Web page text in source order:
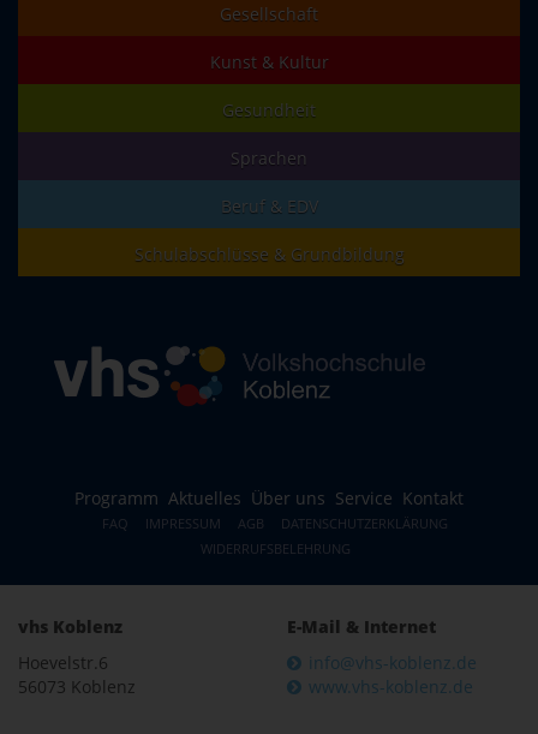
Gesellschaft
Kunst & Kultur
Gesundheit
Sprachen
Beruf & EDV
Schulabschlüsse & Grundbildung
Programm Aktuelles Über uns Service Kontakt
FAQ IMPRESSUM AGB
DATENSCHUTZERKLÄRUNG
WIDERRUFSBELEHRUNG
vhs Koblenz
Hoevelstr.6
56073 Koblenz
E-Mail & Internet
info@vhs-koblenz.de
www.vhs-koblenz.de